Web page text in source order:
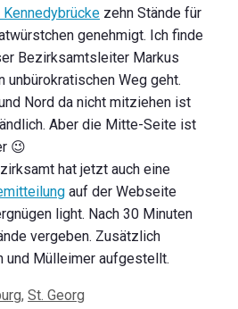
zehn Stände für
genehmigt. Ich finde
Bezirksamtsleiter Markus
unbürokratischen Weg geht.
Nord da nicht mitziehen ist
Aber die Mitte-Seite ist
😉
hat jetzt auch eine
auf der Webseite
light. Nach 30 Minuten
vergeben. Zusätzlich
und Mülleimer aufgestellt.
, St. Georg